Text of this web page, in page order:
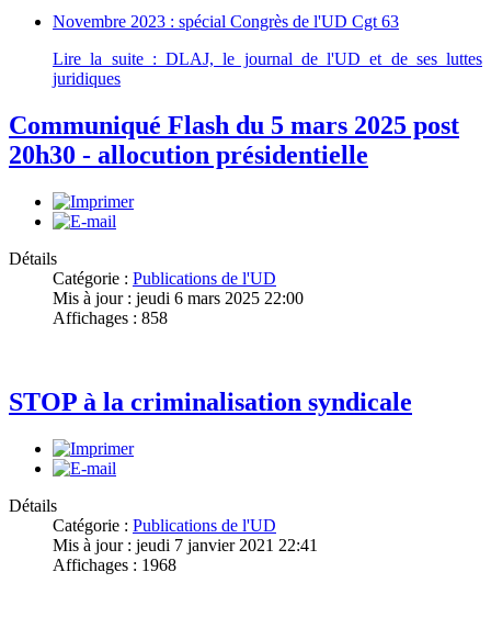
Novembre 2023 : spécial Congrès de l'UD Cgt 63
Lire la suite : DLAJ, le journal de l'UD et de ses luttes
juridiques
Communiqué Flash du 5 mars 2025 post
20h30 - allocution présidentielle
Détails
Catégorie : Publications de l'UD
Mis à jour : jeudi 6 mars 2025 22:00
Affichages : 858
STOP à la criminalisation syndicale
Détails
Catégorie : Publications de l'UD
Mis à jour : jeudi 7 janvier 2021 22:41
Affichages : 1968